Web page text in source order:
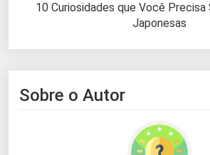
10 Curiosidades que Você Precisa
Japonesas
Sobre o Autor